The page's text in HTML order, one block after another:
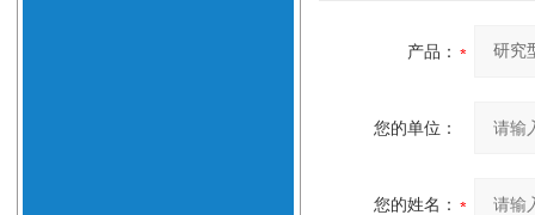
产品：
您的单位：
您的姓名：